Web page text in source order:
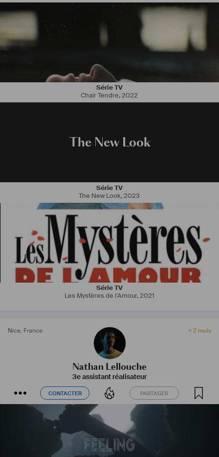
Série TV
Chair Tendre,2022
The New Look
Série TV
The New Look,2023
Série TV
Les Mystères de l'Amour,2021
Nice, France > 2 mois
Nathan Lellouche
3e assistant réalisateur
CONTACTER PARTAGER
CONTACTER PARTAGER